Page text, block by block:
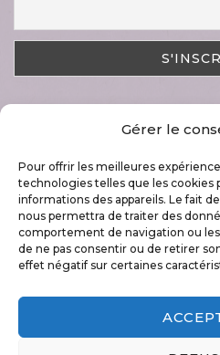
Gérer le
Pour offrir les meilleures
technologies telles que les cookies
informations des appareils. Le fait
nous permettra de traiter des
comportement de navigation ou
de ne pas consentir ou de retirer
effet négatif sur certaines
DERNIER ARTICLE
Magnifique semaine « Art
17 juillet 2023
+32 496 79 60 42